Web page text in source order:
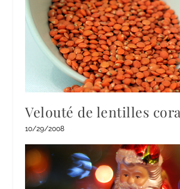
Velouté de lentilles
10/29/2008